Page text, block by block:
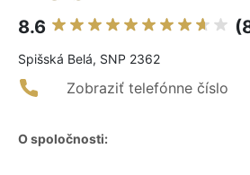
8.6
Spišská Belá, SNP 2362
Zobraziť telefónne číslo
O spoločnosti: